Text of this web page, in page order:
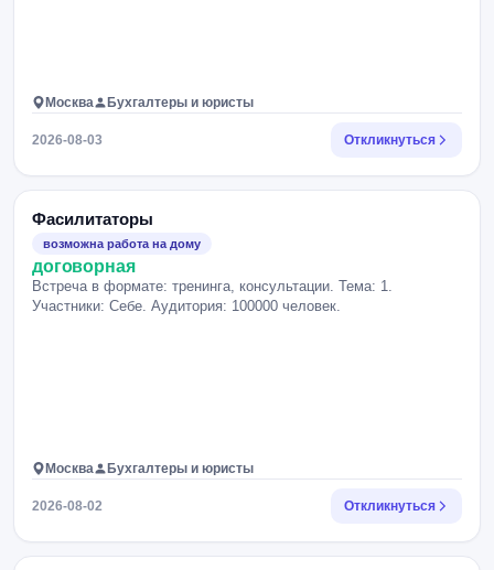
Москва Бухгалтеры и юристы
2026-08-03 Откликнуться
Фасилитаторы
возможна работа на дому
договорная
Встреча в формате: тренинга, консультации. Тема: 1.
Участники: Себе. Аудитория: 100000 человек.
Москва Бухгалтеры и юристы
2026-08-02 Откликнуться